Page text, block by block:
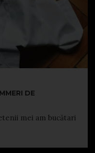
DE
mei am bucătari